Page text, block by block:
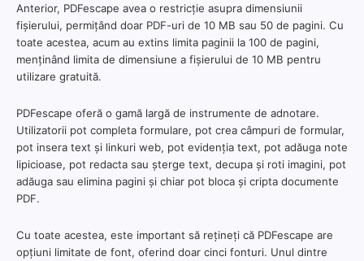
Anterior, PDFescape avea o restricție asupra dimensiunii
fișierului, permițând doar PDF-uri de 10 MB sau 50 de pagini. Cu
toate acestea, acum au extins limita paginii la 100 de pagini,
menținând limita de dimensiune a fișierului de 10 MB pentru
utilizare gratuită.
PDFescape oferă o gamă largă de instrumente de adnotare.
Utilizatorii pot completa formulare, pot crea câmpuri de formular,
pot insera text și linkuri web, pot evidenția text, pot adăuga note
lipicioase, pot redacta sau șterge text, decupa și roti imagini, pot
adăuga sau elimina pagini și chiar pot bloca și cripta documente
PDF.
Cu toate acestea, este important să rețineți că PDFescape are
opțiuni limitate de font, oferind doar cinci fonturi. Unul dintre